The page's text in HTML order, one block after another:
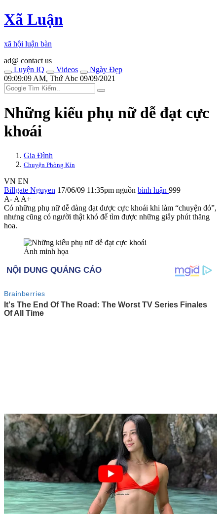
Xã Luận
xã hội luận bàn
ad@ contact us
Luyện IQ
Videos
Ngày Đẹp
09:09:09 AM, Thứ Abc 09/09/2021
Những kiểu phụ nữ dễ đạt cự‌ּc
kho‌ּái
Gia Đình
Chuyện Phòng Kín
VN EN
Billgate Nguyen 17/06/09 11:35pm nguồn bình luận 999
A- A A+
Có những phụ nữ dễ dàng đạt được cực khoái khi làm “chuyện đó”,
nhưng cũng có người thật khó để tìm được những giây phút thăng
hoa.
Ảnh minh họa